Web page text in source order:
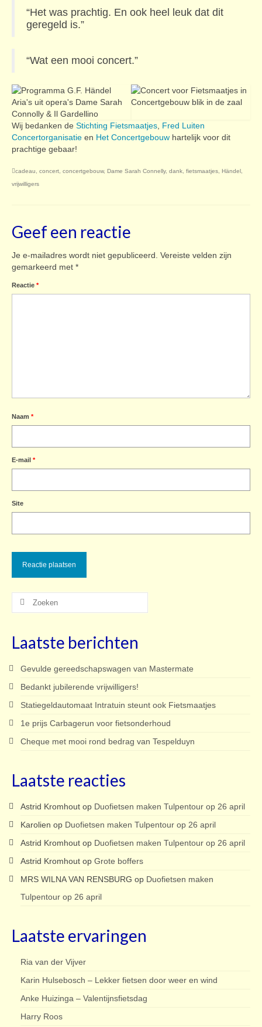
“Het was prachtig. En ook heel leuk dat dit
geregeld is.”
“Wat een mooi concert.”
Wij bedanken de Stichting Fietsmaatjes Fred Luiten
Concertorganisatie en Het Concertgebouw hartelijk voor dit
prachtige gebaar!
cadeau concert concertgebouw, Dame Sarah Connelly, dank fietsmaatjes Händel
vrijwilligers
Geef een reactie
Je e-mailadres wordt niet gepubliceerd. Vereiste velden zijn
gemarkeerd met *
Reactie *
Naam *
E-mail *
Site
Zoeken
Laatste berichten
Gevulde gereedschapswagen van Mastermate
Bedankt jubilerende vrijwilligers!
Statiegeldautomaat Intratuin steunt ook Fietsmaatjes
1e prijs Carbagerun voor fietsonderhoud
Cheque met mooi rond bedrag van Tespelduyn
Laatste reacties
Astrid Kromhout op Duofietsen maken Tulpentour op 26 april
Karolien op Duofietsen maken Tulpentour op 26 april
Astrid Kromhout op Duofietsen maken Tulpentour op 26 april
Astrid Kromhout op Grote boffers
MRS WILNA VAN RENSBURG op Duofietsen maken
Tulpentour op 26 april
Laatste ervaringen
Ria van der Vijver
Karin Hulsebosch – Lekker fietsen door weer en wind
Anke Huizinga – Valentijnsfietsdag
Harry Roos